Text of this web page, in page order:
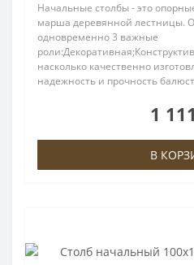
Начальные столбы - это
марша деревянной лестницы.
одновременно 3 важные
насколько качественно
надежность и прочность
1
В